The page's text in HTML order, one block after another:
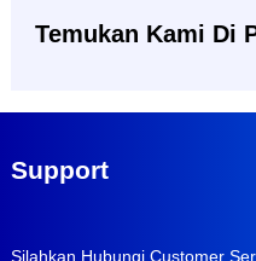
Temukan Kami Di
Support
Silahkan Hubungi Customer